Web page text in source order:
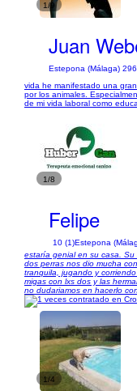
1/9
Juan
Estepona (Málaga)
vida he manifestado una
por los animales.
de mi vida laboral como
1/8
Felipe
10 (1)Estepona
estaría genial en su casa.
dos perras nos dio mucha
tranquila, jugando y
migas con lxs dos y las
no dudariamos en hacerlo
1/4